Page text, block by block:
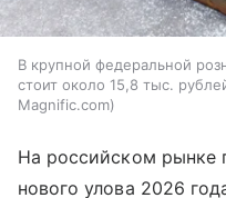
В крупной федеральной
стоит около 15,8 тыс.
Magnific.com
На российском рынке
нового улова 2026